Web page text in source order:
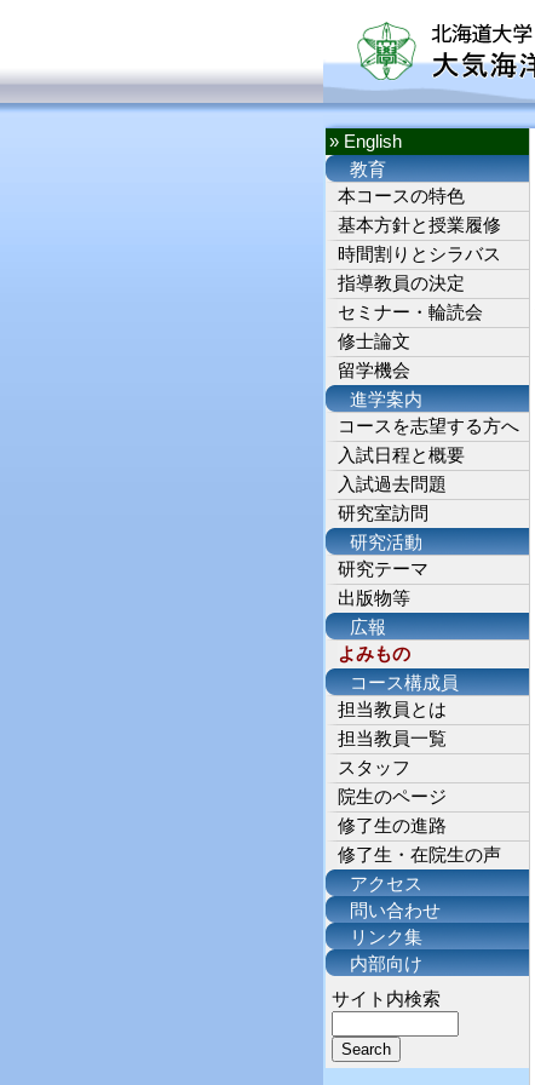
» English
教育
本コースの特色
基本方針と授業履修
時間割りとシラバス
指導教員の決定
セミナー・輪読会
修士論文
留学機会
進学案内
コースを志望する方へ
入試日程と概要
入試過去問題
研究室訪問
研究活動
研究テーマ
出版物等
広報
よみもの
コース構成員
担当教員とは
担当教員一覧
スタッフ
院生のページ
修了生の進路
修了生・在院生の声
アクセス
問い合わせ
リンク集
内部向け
サイト内検索